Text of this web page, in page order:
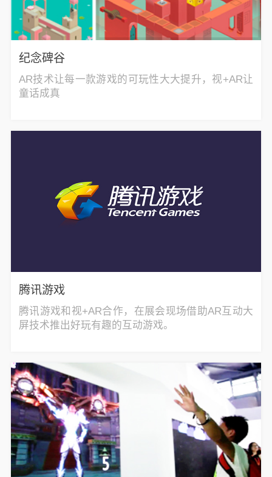
纪念碑谷
AR技术让每一款游戏的可玩性大大提升，视+AR让
童话成真
腾讯游戏
腾讯游戏和视+AR合作，在展会现场借助AR互动大
屏技术推出好玩有趣的互动游戏。